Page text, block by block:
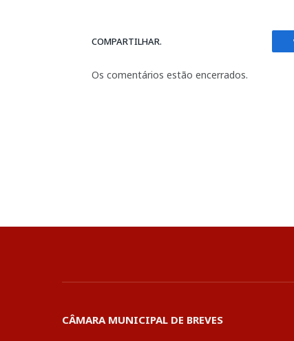
COMPARTILHAR.
Os comentários estão encerrados.
CÂMARA MUNICIPAL DE BREVES